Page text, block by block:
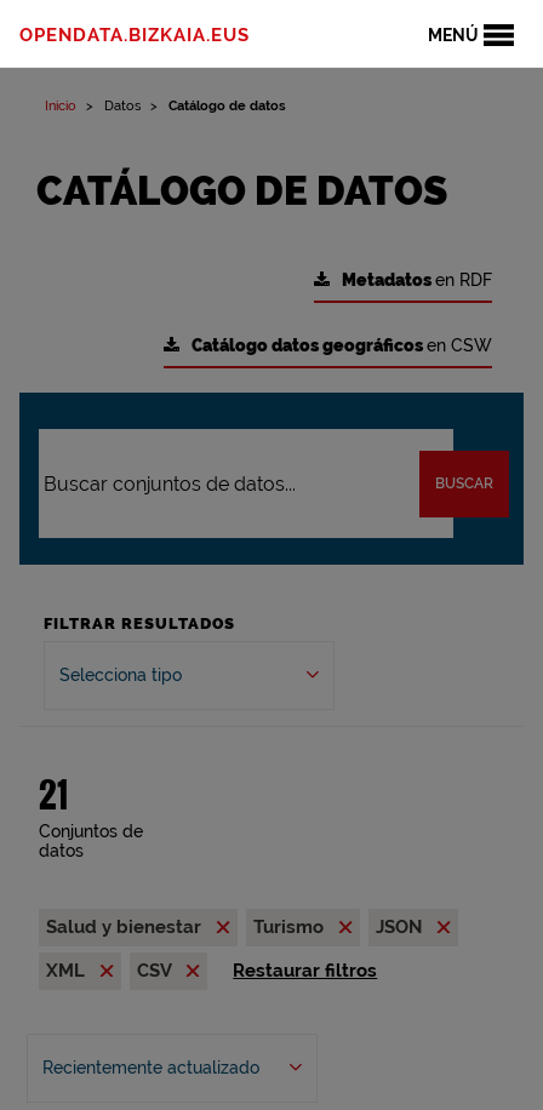
MENÚ
OPENDATA.BIZKAIA.EUS
Inicio Datos Catálogo de datos
CATÁLOGO DE DATOS
Metadatosen RDF
Catálogo datos geográficosen CSW
BUSCAR
FILTRAR RESULTADOS
Selecciona tipo
21
Conjuntos de
datos
Salud y bienestar Turismo
JSON
XML
CSV Restaurar filtros
Recientemente actualizado